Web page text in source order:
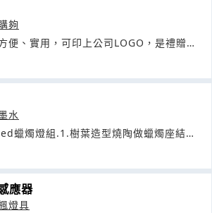
夠
便、實用，可印上公司LOGO，是禮贈品
水
蠟燭燈組.1.樹葉造型燒陶做蠟燭座結合
應器
燈具